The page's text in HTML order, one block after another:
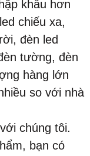
khẩu hơn
chiếu xa,
đèn led
tường, đèn
hàng lớn
so với nhà
chúng tôi.
bạn có